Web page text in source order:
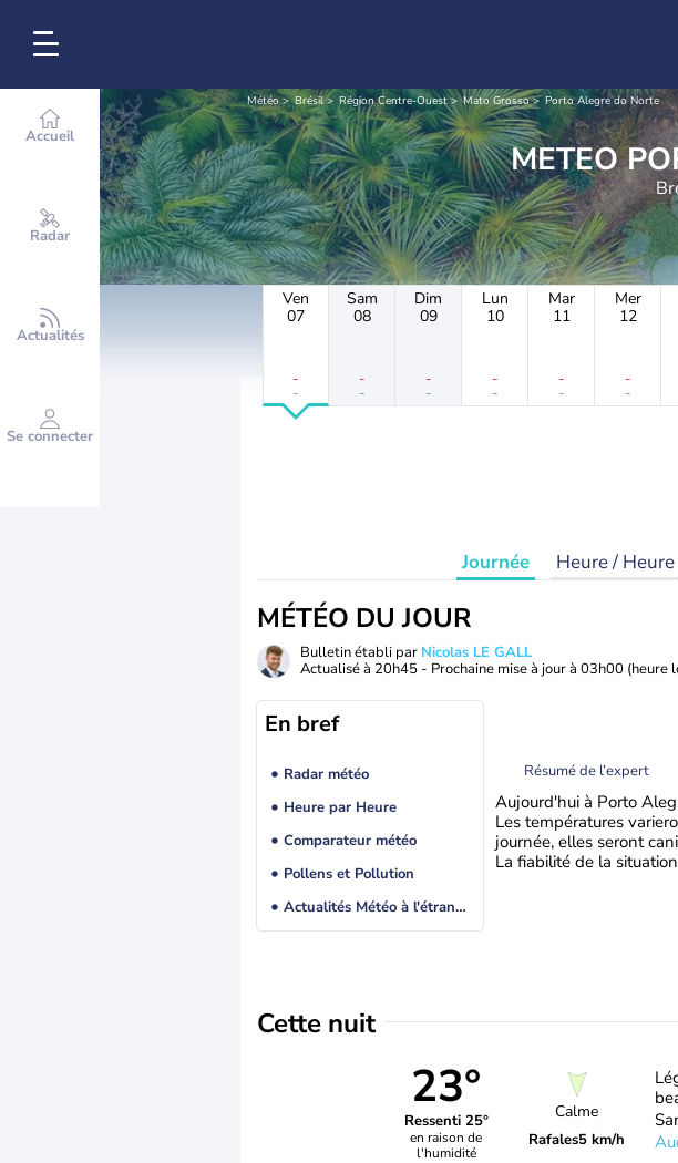
Accueil
Radar
Actualités
Se connecter
Météo Brésil Région Centre-Ouest Mato Grosso Porto Alegre do Norte
Ven
07
-
-
Sam
08
-
-
Dim
09
-
-
Lun
10
-
-
Mar
11
-
-
Mer
12
-
-
Journée Heure / Heure
MÉTÉO DU JOUR
Bulletin établi par Nicolas LE GALL
Actualisé à 20h45 - Prochaine mise à jour à 03h00 (heure
En bref
Radar météo
Heure par Heure
Comparateur météo
Pollens et Pollution
Actualités Météo à l'étranger
Résumé de l’expert
Aujourd'hui à Porto
Les températures
journée, elles seront
La fiabilité de la
Cette nuit
23°
Ressenti 25°
en raison de
l'humidité
Calme
Rafales5 km/h